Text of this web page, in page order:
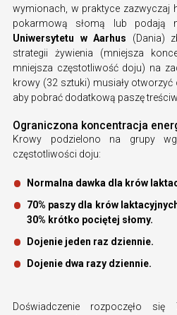
wymionach, w praktyce zazwyczaj
pokarmową słomą lub podają
Uniwersytetu w Aarhus (Dania)
strategii żywienia (mniejsza
mniejsza częstotliwość doju) na
krowy (32 sztuki) musiały otworzyć
aby pobrać dodatkową paszę
Ograniczona koncentracja
Krowy podzielono na grupy
częstotliwości doju:
Normalna dawka dla krów
70% paszy dla krów
30% krótko pociętej słomy.
Dojenie jeden raz dziennie.
Dojenie dwa razy dziennie.
Doświadczenie rozpoczęło